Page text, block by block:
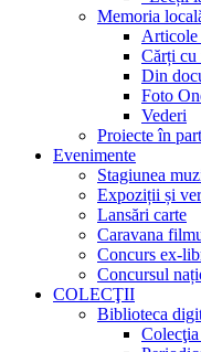
Memoria
Articole
Cărți cu
Din
Foto
Vederi
Proiecte în
Evenimente
Stagiunea
Expoziții și
Lansări carte
Caravana
Concurs ex-
Concursul
COLECŢII
Biblioteca
Colecţia